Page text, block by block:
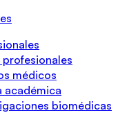
profesionales
médicos
académica
biomédicas